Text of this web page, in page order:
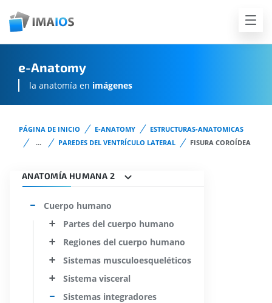
e-Anatomy
la anatomía en imágenes
PÁGINA DE INICIO E-ANATOMY
ESTRUCTURAS-ANATOMICAS
...
PAREDES DEL VENTRÍCULO LATERAL FISURA COROÍDEA
ANATOMÍA HUMANA 2
Cuerpo humano
Partes del cuerpo humano
Regiones del cuerpo humano
Sistemas musculoesqueléticos
Sistema visceral
Sistemas integradores